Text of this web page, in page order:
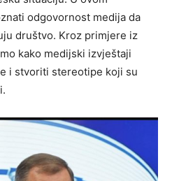
odgovornost medija da
društvo. Kroz primjere iz
kako medijski izvještaji
i stvoriti stereotipe koji su